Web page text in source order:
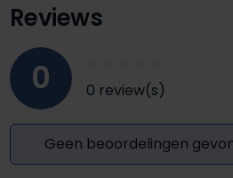
Reviews
0 0 review(s)
Geen beoordelingen